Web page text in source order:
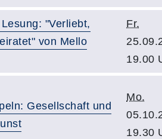
"Verliebt,
von Mello
Fr.
19.00
Gesellschaft und
Mo.
19.30